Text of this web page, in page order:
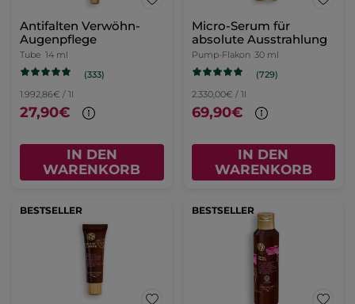
Antifalten Verwöhn-
Augenpflege
Tube 14 ml
(333)
1.992,86€ / 1l
27,90€
IN DEN
WARENKORB
Micro-Serum für
absolute Ausstrahlung
Pump-Flakon 30 ml
(729)
2.330,00€ / 1l
69,90€
IN DEN
WARENKORB
BESTSELLER BESTSELLER